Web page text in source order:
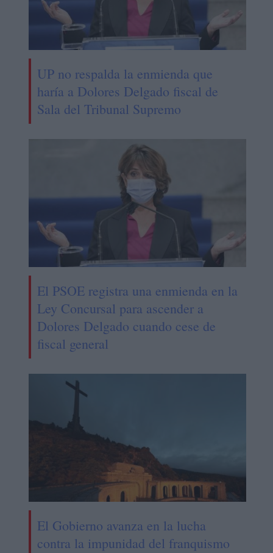
UP no respalda la enmienda que
haría a Dolores Delgado fiscal de
Sala del Tribunal Supremo
El PSOE registra una enmienda en la
Ley Concursal para ascender a
Dolores Delgado cuando cese de
fiscal general
El Gobierno avanza en la lucha
contra la impunidad del franquismo